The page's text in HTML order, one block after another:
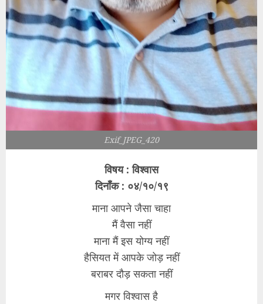
Exif_JPEG_420
विषय : विश्वास
दिनाँक : ०४/१०/१९
माना आपने जैसा चाहा
मैं वैसा नहीं
माना मैं इस योग्य नहीं
हैसियत में आपके जोड़ नहीं
बराबर दौड़ सकता नहीं
मगर विश्वास है